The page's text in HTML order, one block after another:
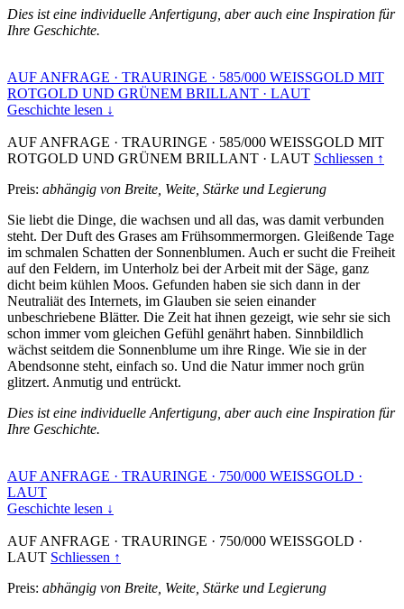
Dies ist eine individuelle Anfertigung, aber auch eine Inspiration für
Ihre Geschichte.
AUF ANFRAGE · TRAURINGE · 585/000 WEISSGOLD MIT
ROTGOLD UND GRÜNEM BRILLANT · LAUT
Geschichte lesen ↓
AUF ANFRAGE · TRAURINGE · 585/000 WEISSGOLD MIT
ROTGOLD UND GRÜNEM BRILLANT · LAUT Schliessen ↑
Preis: abhängig von Breite, Weite, Stärke und Legierung
Sie liebt die Dinge, die wachsen und all das, was damit verbunden
steht. Der Duft des Grases am Frühsommermorgen. Gleißende Tage
im schmalen Schatten der Sonnenblumen. Auch er sucht die Freiheit
auf den Feldern, im Unterholz bei der Arbeit mit der Säge, ganz
dicht beim kühlen Moos. Gefunden haben sie sich dann in der
Neutraliät des Internets, im Glauben sie seien einander
unbeschriebene Blätter. Die Zeit hat ihnen gezeigt, wie sehr sie sich
schon immer vom gleichen Gefühl genährt haben. Sinnbildlich
wächst seitdem die Sonnenblume um ihre Ringe. Wie sie in der
Abendsonne steht, einfach so. Und die Natur immer noch grün
glitzert. Anmutig und entrückt.
Dies ist eine individuelle Anfertigung, aber auch eine Inspiration für
Ihre Geschichte.
AUF ANFRAGE · TRAURINGE · 750/000 WEISSGOLD ·
LAUT
Geschichte lesen ↓
AUF ANFRAGE · TRAURINGE · 750/000 WEISSGOLD ·
LAUT Schliessen ↑
Preis: abhängig von Breite, Weite, Stärke und Legierung